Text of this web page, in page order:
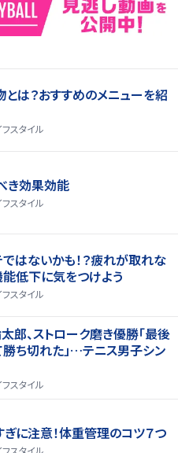
は？おすすめのメニューを紹
フスタイル
き効果効能
フスタイル
はないかも！？疲れが取れな
低下に気をつけよう
フスタイル
郎、ストローク磨き優勝「最後
ち切れた」…テニス男子シン
フスタイル
ぎに注意！体重管理のコツ７つ